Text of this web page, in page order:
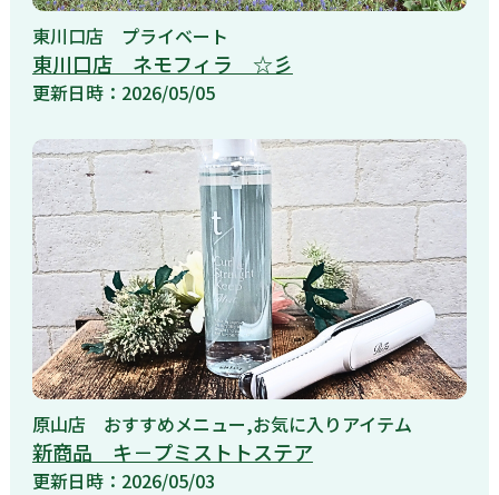
東川口店 プライベート
東川口店 ネモフィラ ☆彡
更新日時：2026/05/05
原山店 おすすめメニュー,お気に入りアイテム
新商品 キ－プミストトステア
更新日時：2026/05/03